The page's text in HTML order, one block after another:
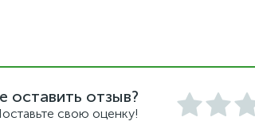
оставить отзыв?
свою оценку!